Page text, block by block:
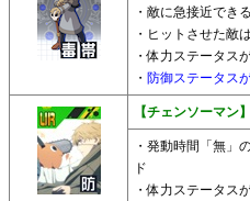
・敵に急接近でき
・ヒットさせた敵
・体力ステータス
・ 防御ステータス
【チェンソーマン
・発動時間「無」
ド
・体力ステータス